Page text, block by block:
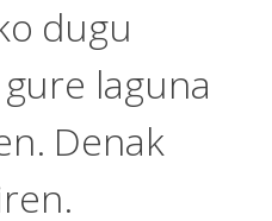
dugu
laguna
Denak